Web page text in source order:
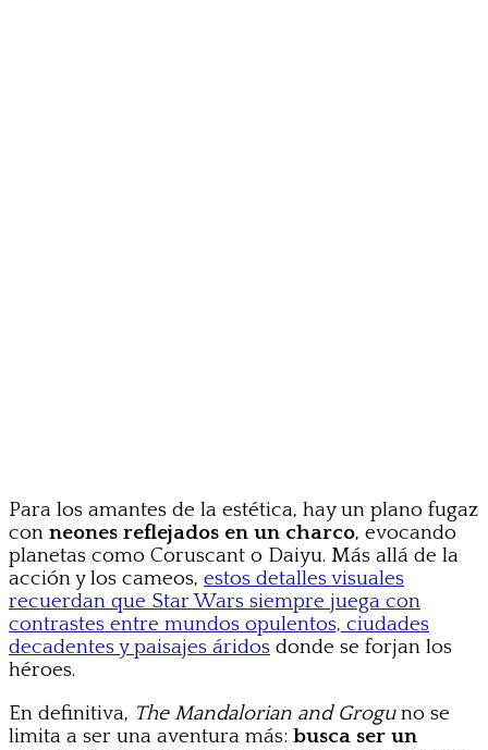
Para los amantes de la estética, hay un plano fugaz
con neones reflejados en un charco, evocando
planetas como Coruscant o Daiyu. Más allá de la
acción y los cameos, estos detalles visuales
recuerdan que Star Wars siempre juega con
contrastes entre mundos opulentos, ciudades
decadentes y paisajes áridos donde se forjan los
héroes.
En definitiva, The Mandalorian and Groguno se
limita a ser una aventura más: busca ser un